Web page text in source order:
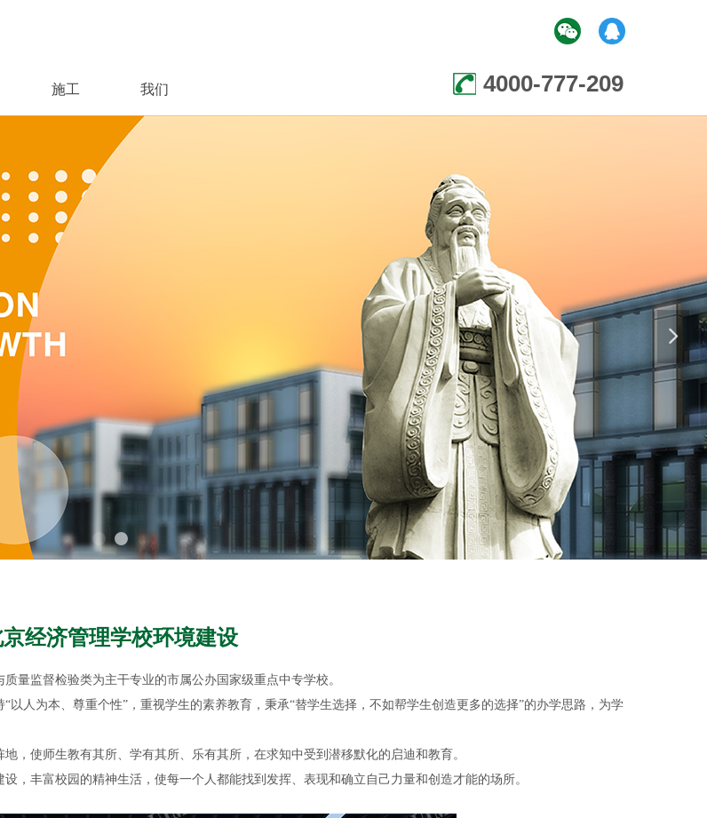
施工 我们 4000-777-209
经济管理学校环境建设
量监督检验类为主干专业的市属公办国家级重点中专学校。
人为本、尊重个性”，重视学生的素养教育，秉承“替学生选择，不如帮学生创造更多的选择”的办学思路，为学
，使师生教有其所、学有其所、乐有其所，在求知中受到潜移默化的启迪和教育。
，丰富校园的精神生活，使每一个人都能找到发挥、表现和确立自己力量和创造才能的场所。
넲